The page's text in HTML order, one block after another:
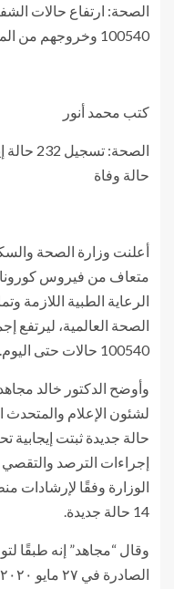
الصحة: ارتفاع حالات
100540 وخروجهم من المستشفيات
كتب محمد أنور
حالة وفاة
متعاف من فيروس كورونا
الرعاية الطبية اللازمة
الصحة العالمية، ليرتفع
100540 حالات حتى اليوم.
وأوضح الدكتور خالد
حالة جديدة ثبتت إيجابية
إجراءات الترصد والتقصي
الوزارة وفقًا لإرشادات
14 حالة جديدة.
وقال “مجاهد” إنه طبقًا